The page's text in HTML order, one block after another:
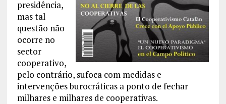
presidência,
mas tal
questão não
ocorre no
sector
cooperativo,
pelo contrário, sufoca com medidas e
intervenções burocráticas a ponto de fechar
milhares e milhares de cooperativas.